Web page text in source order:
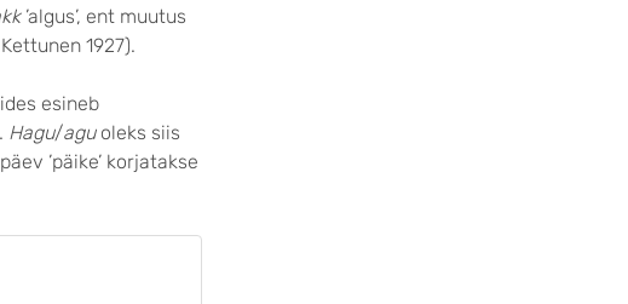
’algus’, ent muutus
1927).
esineb
Hagu/aguoleks siis
’päike’ korjatakse